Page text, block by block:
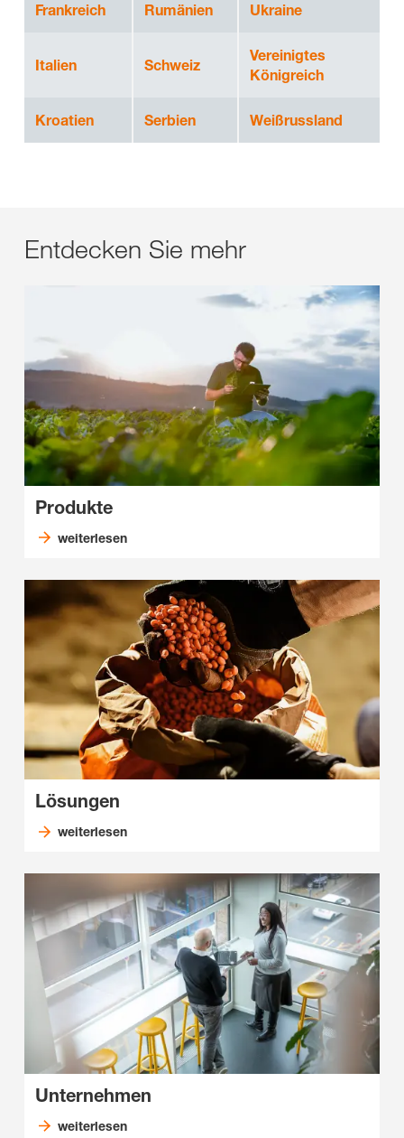
Frankreich Rumänien Ukraine
Italien Schweiz
Vereinigtes
Königreich
Kroatien Serbien Weißrussland
Entdecken Sie mehr
Produkte
weiterlesen
Lösungen
weiterlesen
Unternehmen
weiterlesen